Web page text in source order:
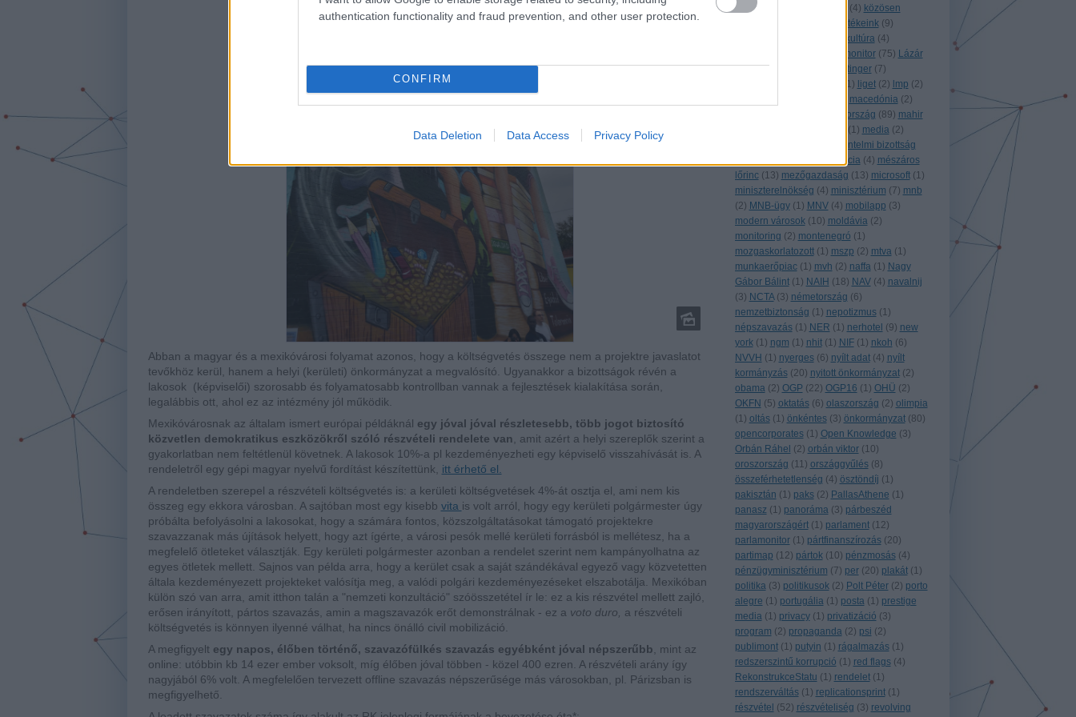
authentication functionality and fraud prevention, and other user protection.
CONFIRM
Data Deletion Data Access Privacy Policy
közgép
(4) közösen
közösértékeink (9)
kultúra (4)
k monitor (75) Lázár
János (5 leisztinger (7)
1) liget (2) lmp (2)
macedónia (2)
magyarország ( 89) mahir
(1) media (2)
mentelmi bizottság
mesterséges intelligencia (4) mészáros
lőrinc (13) mezőgazdaság (13) microsoft (1)
miniszterelnökség (4) minisztérium (7) mnb
(2) MNB-ügy (1) MNV (4) mobilapp (3)
modern városok (10) moldávia (2)
monitoring (2) montenegró (1)
mozgaskorlatozott (1) mszp (2) mtva (1)
munkaerőpiac (1) mvh (2) naffa (1) Nagy
Gábor Bálint (1) NAIH (18) NAV (4) navalnij
(3) NCTA (3) németország (6)
nemzetbiztonság (1) nepotizmus (1)
népszavazás (1) NER (1) nerhotel (9) new
york (1) ngm (1) nhit (1) NIF (1) nkoh (6)
NVVH (1) nyerges (6) nyílt adat (4) nyílt
kormányzás (20) nyitott önkormányzat (2)
obama (2) OGP (22) OGP16 (1) OHÜ (2)
OKFN (5) oktatás (6) olaszország (2) olimpia
(1) oltás (1) önkéntes (3) önkormányzat ( 80)
opencorporates (1) Open Knowledge (3)
Orbán Ráhel (2) orbán viktor (10)
oroszország (11) országgyűlés ( 8)
összeférhetetlenség (4) ösztöndíj (1)
pakisztán (1) paks (2) PallasAthene (1)
panasz (1) panoráma (3) párbeszéd
magyarországért (1) parlament (12)
parlamonitor (1) pártfinanszírozás (20)
partimap (12) pártok (10) pénzmosás (4)
pénzügyminisztérium (7) per (20) plakát (1)
politika (3) politikusok (2) Polt Péter (2) porto
alegre (1) portugália (1) posta (1) prestige
media (1) privacy (1) privatizáció (3)
program (2) propaganda (2) psi (2)
publimont (1) putyin (1) rágalmazás (1)
redszerszintű korrupció (1) red flags (4)
RekonstrukceStatu (1) rendelet (1)
rendszerváltás (1) replicationsprint (1)
részvétel (52) részvételiség (3) revolving
Abban a magyar és a mexikóvárosi folyamat azonos, hogy a költségvetés összege nem a projektre javaslatot
tevőkhöz kerül, hanem a helyi (kerületi) önkormányzat a megvalósító. Ugyanakkor a bizottságok révén a
lakosok (képviselői) szorosabb és folyamatosabb kontrollban vannak a fejlesztések kialakítása során,
legalábbis ott, ahol ez az intézmény jól működik.
Mexikóvárosnak az általam ismert európai példáknál egy jóval jóval részletesebb, több jogot biztosító
közvetlen demokratikus eszközökről szóló részvételi rendelete van , amit azért a helyi szereplők szerint a
gyakorlatban nem feltétlenül követnek. A lakosok 10%-a pl kezdeményezheti egy képviselő visszahívását is. A
rendeletről egy gépi magyar nyelvű fordítást készítettünk, itt érhető el.
A rendeletben szerepel a részvételi költségvetés is: a kerületi költségvetések 4%-át osztja el, ami nem kis
összeg egy ekkora városban. A sajtóban most egy kisebb vita is volt arról, hogy egy kerületi polgármester úgy
próbálta befolyásolni a lakosokat, hogy a számára fontos, közszolgáltatásokat támogató projektekre
szavazzanak más újítások helyett, hogy azt ígérte, a városi pesók mellé kerületi forrásból is mellétesz, ha a
megfelelő ötleteket választják. Egy kerületi polgármester azonban a rendelet szerint nem kampányolhatna az
egyes ötletek mellett. Sajnos van példa arra, hogy a kerület csak a saját szándékával egyező vagy közvetetten
általa kezdeményezett projekteket valósítja meg, a valódi polgári kezdeményezéseket elszabotálja. Mexikóban
külön szó van arra, amit itthon talán a "nemzeti konzultáció" szóösszetétel ír le: ez a kis részvétel mellett zajló,
erősen irányított, pártos szavazás, amin a magszavazók erőt demonstrálnak - ez a voto duro, a részvételi
költségvetés is könnyen ilyenné válhat, ha nincs önálló civil mobilizáció.
A megfigyelt egy napos, élőben történő, szavazófülkés szavazás egyébként jóval népszerűbb , mint az
online: utóbbin kb 14 ezer ember voksolt, míg élőben jóval többen - közel 400 ezren. A részvételi arány így
nagyjából 6% volt. A megfelelően tervezett offline szavazás népszerűsége más városokban, pl. Párizsban is
megfigyelhető.